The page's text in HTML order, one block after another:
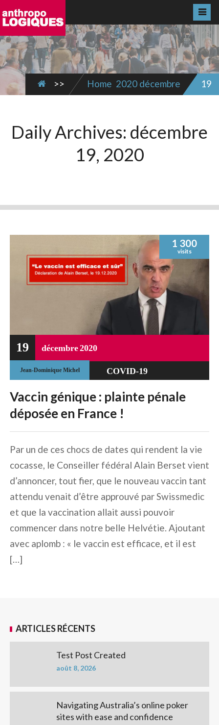
>> Home 2020 décembre 19
Daily Archives: décembre
19, 2020
19 décembre2020
1 300
visits
Jean-Dominique Michel COVID-19
JURIDIQUE
VACCINATION
Vaccin génique : plainte pénale
déposée en France !
Par un de ces chocs de dates qui rendent la vie
cocasse, le Conseiller fédéral Alain Berset vient
d’annoncer, tout fier, que le nouveau vaccin tant
attendu venait d’être approuvé par Swissmedic
et que la vaccination allait aussi pouvoir
commencer dans notre belle Helvétie. Ajoutant
avec aplomb : « le vaccin est efficace, et il est
[…]
ARTICLES RÉCENTS
Test Post Created
août 8, 2026
Navigating Australia’s online poker
sites with ease and confidence